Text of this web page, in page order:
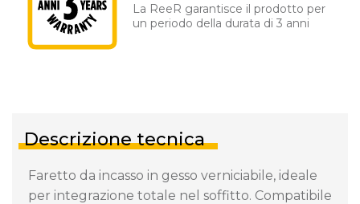
La ReeR garantisce il prodotto per
un periodo della durata di 3 anni
Descrizione tecnica
Faretto da incasso in gesso verniciabile, ideale
per integrazione totale nel soffitto. Compatibile